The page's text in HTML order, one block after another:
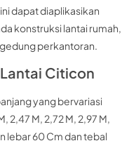
dapat diaplikasikan
konstruksi lantai rumah,
perkantoran.
Citicon
yang bervariasi
2,47 M, 2,72 M, 2,97 M,
lebar 60 Cm dan tebal